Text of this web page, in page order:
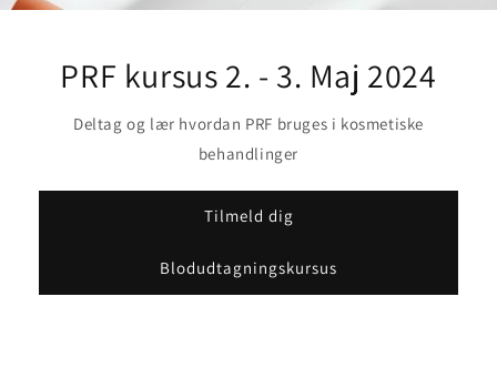
PRF kursus 2. - 3. Maj 2024
Deltag og lær hvordan PRF bruges i kosmetiske
behandlinger
Tilmeld dig
Blodudtagningskursus